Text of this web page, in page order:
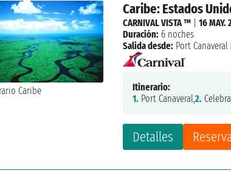
Caribe: Estados
Detalles
CARNIVAL VISTA ™ |16 MAY.
Duración: 6 noches
Salida desde: Port Canaveral
Itinerario:
1. Port Canaveral,2.